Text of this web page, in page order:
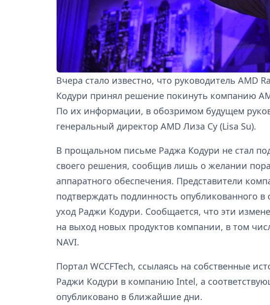
Вчера стало известно, что руководитель AMD
Кодури принял решение покинуть компанию
По их информации, в обозримом будущем
генеральный директор AMD Лиза Су (Lisa Su).
В прощальном письме Раджа Кодури не стал
своего решения, сообщив лишь о желании
аппаратного обеспечения. Представители
подтверждать подлинность опубликованного
уход Раджи Кодури. Сообщается, что эти
на выход новых продуктов компании, в том
NAVI.
Портал WCCFTech, ссылаясь на собственные
Раджи Кодури в компанию Intel, а
опубликовано в ближайшие дни.